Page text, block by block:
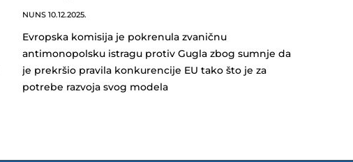
NUNS 10.12.2025.
Evropska komisija je pokrenula zvaničnu
antimonopolsku istragu protiv Gugla zbog sumnje da
je prekršio pravila konkurencije EU tako što je za
potrebe razvoja svog modela